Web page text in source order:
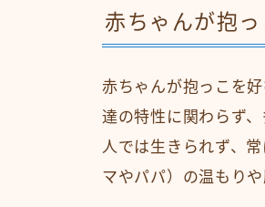
赤ちゃんが抱
赤ちゃんが抱っこを
達の特性に関わらず
人では生きられず、
マやパパ）の温もり